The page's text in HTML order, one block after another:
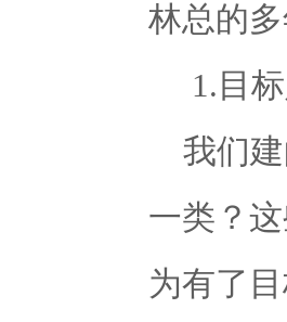
林总的
1.目标
我们建
一类？
为有了